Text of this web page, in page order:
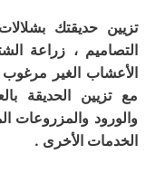
تزيين حديقتك
التصاميم ، زراعة
الأعشاب الغير
مع تزيين الحديقة
والورود والمزروعات
الخدمات الأخرى .